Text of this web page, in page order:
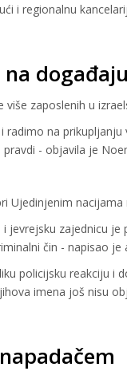
i regionalnu
događaju
više zaposlenih u
radimo na
- objavila je
Ujedinjenim
jevrejsku zajednicu
čin - napisao
policijsku reakciju i
imena još nisu